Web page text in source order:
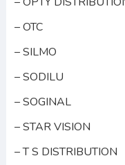
– OTC
– SILMO
– SODILU
– SOGINAL
– STAR VISION
– T S DISTRIBUTION